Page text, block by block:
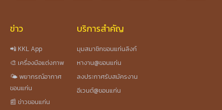
ข่าว
📲 KKL App
🎨 เครื่องมือแต่งภาพ
🌤️ พยากรณ์อากาศ
ขอนแก่น
📰 ข่าวขอนแก่น
บริการสำคัญ
มุมสมาชิกขอนแก่นลิงก์
หางาน@ขอนแก่น
ลงประกาศรับสมัครงาน
อีเวนต์@ขอนแก่น